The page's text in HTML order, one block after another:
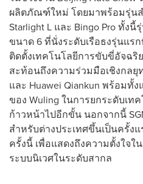
ผลิตภัณฑ์ใหม่ โดยมาพร้อมรุ่นส
Starlight L และ Bingo Pro ทั้งนี้
ขนาด 6 ที่นั่งระดับเรือธงรุ่นแร
ติดตั้งเทคโนโลยีการขับขี่อัจฉริ
สะท้อนถึงความร่วมมือเชิงกลยุ
และ Huawei Qiankun พร้อมทั้
ของ Wuling ในการยกระดับเท
ก้าวหน้าไปอีกขั้น นอกจากนี้
สำหรับต่างประเทศขึ้นเป็นครั้ง
ครั้งนี้ เพื่อแสดงถึงความตั้งใจใ
ระบบนิเวศในระดับสากล